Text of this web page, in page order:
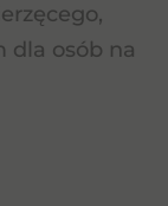
dla osób na